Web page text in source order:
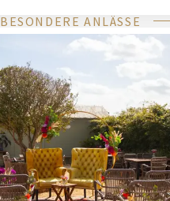
BESONDERE ANLÄSSE